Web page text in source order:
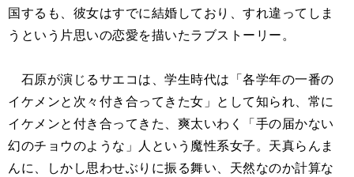
国するも、彼女はすでに結婚しており、すれ違ってしま
うという片思いの恋愛を描いたラブストーリー。
石原が演じるサエコは、学生時代は「各学年の一番の
イケメンと次々付き合ってきた女」として知られ、常に
イケメンと付き合ってきた、爽太いわく「手の届かない
幻のチョウのような」人という魔性系女子。天真らんま
んに、しかし思わせぶりに振る舞い、天然なのか計算な